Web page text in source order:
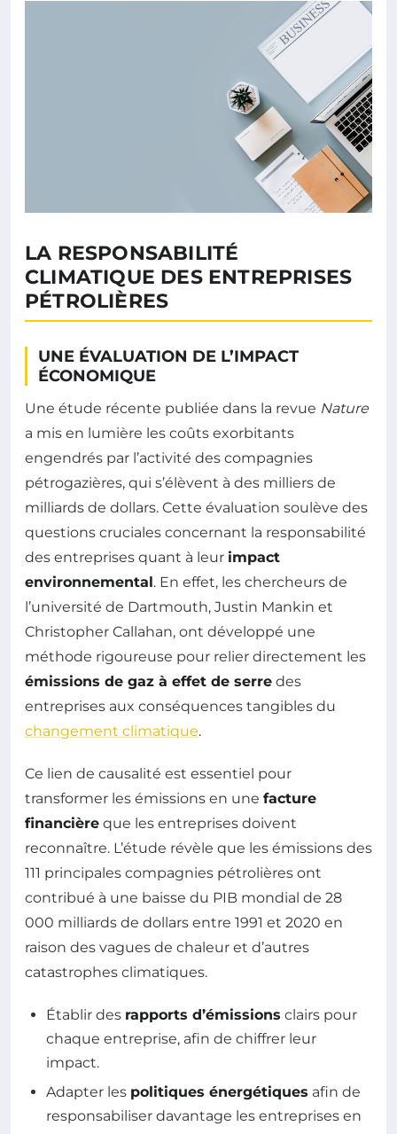
LA RESPONSABILITÉ
CLIMATIQUE DES ENTREPRISES
PÉTROLIÈRES
UNE ÉVALUATION DE L’IMPACT
ÉCONOMIQUE
Une étude récente publiée dans la revue Nature
a mis en lumière les coûts exorbitants
engendrés par l’activité des compagnies
pétrogazières, qui s’élèvent à des milliers de
milliards de dollars. Cette évaluation soulève des
questions cruciales concernant la responsabilité
des entreprises quant à leur impact
environnemental. En effet, les chercheurs de
l’université de Dartmouth, Justin Mankin et
Christopher Callahan, ont développé une
méthode rigoureuse pour relier directement les
émissions de gaz à effet de serre des
entreprises aux conséquences tangibles du
changement climatique.
Ce lien de causalité est essentiel pour
transformer les émissions en une facture
financière que les entreprises doivent
reconnaître. L’étude révèle que les émissions des
111 principales compagnies pétrolières ont
contribué à une baisse du PIB mondial de 28
000 milliards de dollars entre 1991 et 2020 en
raison des vagues de chaleur et d’autres
catastrophes climatiques.
Établir des rapports d’émissions clairs pour
chaque entreprise, afin de chiffrer leur
impact.
Adapter les politiques énergétiques afin de
responsabiliser davantage les entreprises en